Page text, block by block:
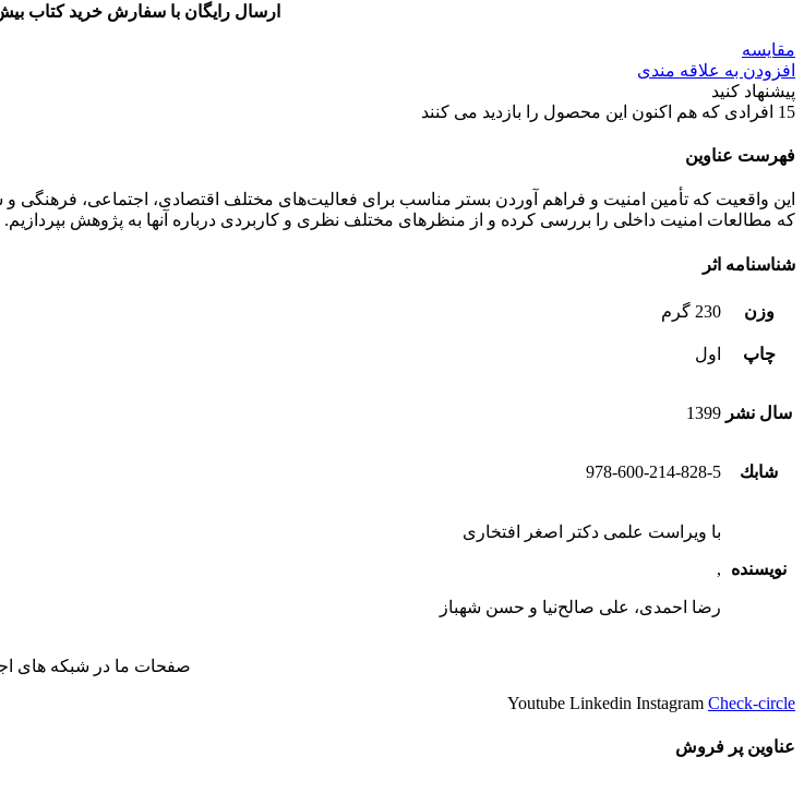
ارسال رایگان با سفارش خرید کتاب بیش از 800 هزار
مقایسه
افزودن به علاقه مندی
پیشنهاد کنید
15 افرادی که هم اکنون این محصول را بازدید می کنند
فهرست عناوین
این واقعیت که تأمین امنیت و فراهم آوردن بستر مناسب برای فعالیت‌های مختلف اقتصادی، اجتماعی، فرهنگی
که مطالعات امنیت داخلی را بررسی کرده و از منظرهای مختلف نظری و کاربردی درباره آنها به پژوهش بپردازیم.
شناسنامه اثر
وزن 230 گرم
چاپ اول
سال نشر 1399
شابك 978-600-214-828-5
نویسنده
با ویراست علمی دکتر اصغر افتخاری
,
رضا احمدی، علی صالح‌نیا و حسن شهباز
صفحات ما در شبکه های
Youtube Linkedin Instagram Check-circle
عناوین پر فروش